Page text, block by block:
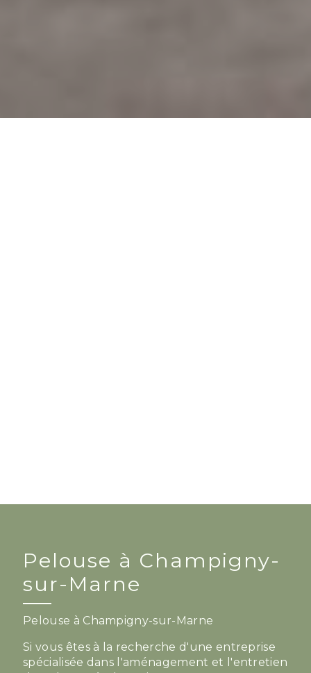
Pelouse à Champigny-
sur-Marne
Pelouse à Champigny-sur-Marne
Si vous êtes à la recherche d'une entreprise
spécialisée dans l'aménagement et l'entretien